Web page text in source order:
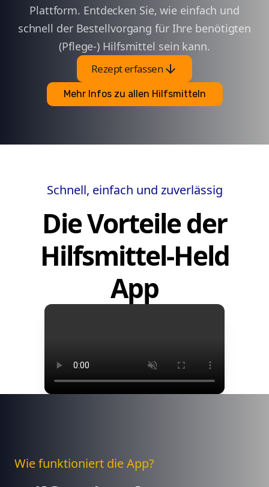
Plattform. Entdecken Sie, wie einfach und
schnell der Bestellvorgang für Ihre benötigten
(Pflege-) Hilfsmittel sein kann.
Rezept erfassenarrow_downward
Mehr Infos zu allen Hilfsmitteln
Schnell, einfach und zuverlässig
Die Vorteile der
Hilfsmittel-Held
App
Wie funktioniert die App?